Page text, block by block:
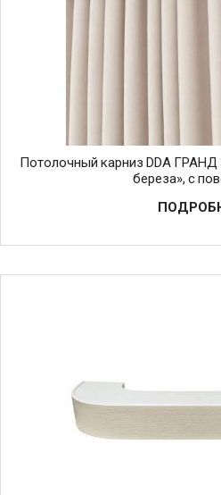
Потолочный карниз DDA ГРАНД
береза», с